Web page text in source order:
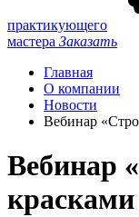
практикующего
мастера Заказать
Главная
О компании
Новости
Вебинар
Вебинар
красками